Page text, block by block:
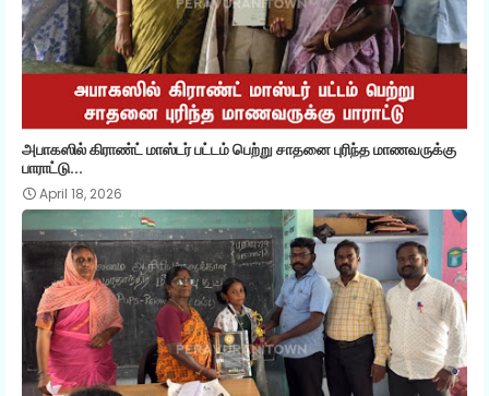
அபாகஸில் கிராண்ட் மாஸ்டர் பட்டம் பெற்று சாதனை புரிந்த மாணவருக்கு
பாராட்டு...
April 18, 2026